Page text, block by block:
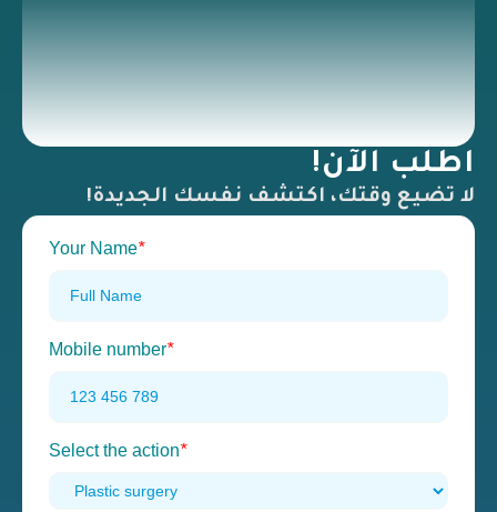
اطلب الآن!
لا تضيع وقتك، اكتشف نفسك الجديدة!
Your Name*
Mobile number*
Select the action*